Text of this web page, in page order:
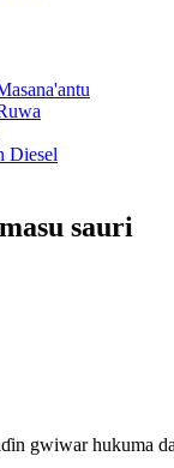
Diesel
sauri
gwiwar hukuma